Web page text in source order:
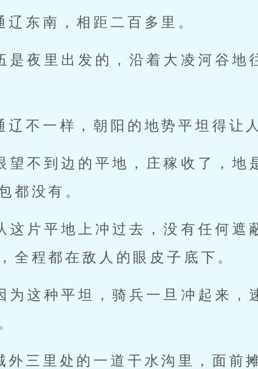
辽东南，相距二百多里。
是夜里出发的，沿着大凌河谷地
辽不一样，朝阳的地势平坦得让
望不到边的平地，庄稼收了，地
都没有。
这片平地上冲过去，没有任何遮
全程都在敌人的眼皮子底下。
为这种平坦，骑兵一旦冲起来，
外三里处的一道干水沟里，面前